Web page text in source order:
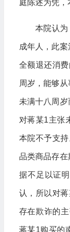
庭陈述为凭，
本院认
成年人，此
全额退还消
周岁，能够
未满十八周
对蒋某1主张
本院不予支
品类商品存
据不足以证
认，所以对
存在欺诈的
蒋某1购买的